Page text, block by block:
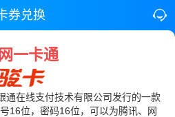
券兑换
一卡通
通在线支付技术有限公司发行的一款
16位，密码16位，可以为腾讯、网